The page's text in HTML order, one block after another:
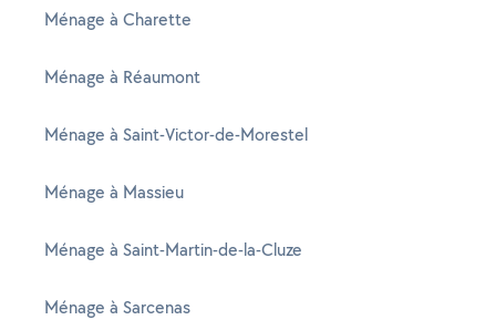
Ménage à Charette
Ménage à Réaumont
Ménage à Saint-Victor-de-Morestel
Ménage à Massieu
Ménage à Saint-Martin-de-la-Cluze
Ménage à Sarcenas